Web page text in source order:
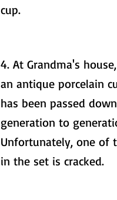
cup.
4. At Grandma's
an antique porcelain
has been passed
generation to
Unfortunately, one of
in the set is cracked.